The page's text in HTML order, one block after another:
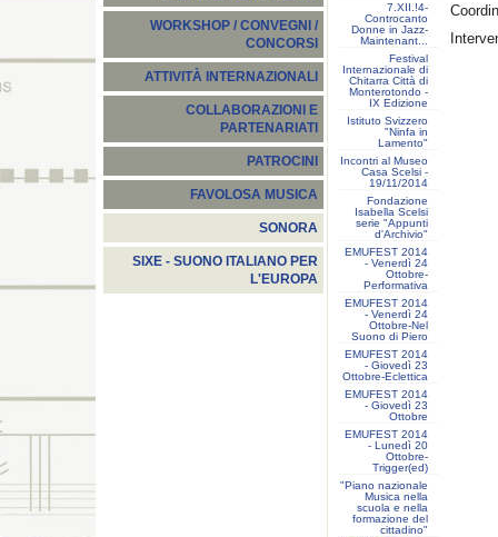
WORKSHOP / CONVEGNI /
CONCORSI
ATTIVITÀ INTERNAZIONALI
COLLABORAZIONI E
PARTENARIATI
PATROCINI
FAVOLOSA MUSICA
SONORA
SIXE - SUONO ITALIANO PER
L'EUROPA
7.XII.!4-
Controcanto
Donne in Jazz-
Maintenant...
Festival
Internazionale di
Chitarra Città di
Monterotondo -
IX Edizione
Istituto Svizzero
"Ninfa in
Lamento"
Incontri al Museo
Casa Scelsi -
19/11/2014
Fondazione
Isabella Scelsi
serie "Appunti
d'Archivio"
EMUFEST 2014
- Venerdì 24
Ottobre-
Performativa
EMUFEST 2014
- Venerdì 24
Ottobre-Nel
Suono di Piero
EMUFEST 2014
- Giovedì 23
Ottobre-Eclettica
EMUFEST 2014
- Giovedì 23
Ottobre
EMUFEST 2014
- Lunedì 20
Ottobre-
Trigger(ed)
"Piano nazionale
Musica nella
scuola e nella
formazione del
cittadino"